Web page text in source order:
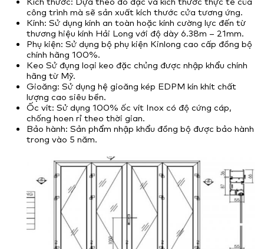
công trình mà sẽ sản xuất kích thước cửa tương ứng.
Kính: Sử dụng kính an toàn hoặc kính cường lực đến từ
thương hiệu kính Hải Long với độ dày 6.38m – 21mm.
Phụ kiện: Sử dụng bộ phụ kiện Kinlong cao cấp đồng bộ
chính hãng 100%.
Keo Sử đụng loại keo đặc chủng được nhập khẩu chính
hãng từ Mỹ.
Gioăng: Sử dụng hệ gioăng kép EDPM kín khít chất
lượng cao siêu bền.
Ốc vít: Sử dụng 100% ốc vít Inox có độ cứng cáp,
chống hoen rỉ theo thời gian.
Bảo hành: Sản phẩm nhập khẩu đồng bộ được bảo hành
trong vào 5 năm.